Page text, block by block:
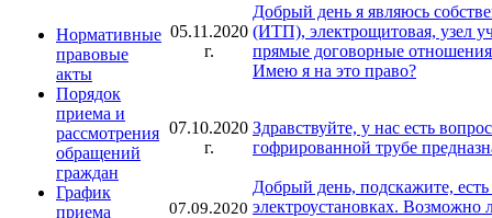
Нормативные
правовые
акты
Порядок
приема и
рассмотрения
обращений
граждан
График
приема
05.11.2020
г.
Добрый день я являюсь
(ИТП), электрощитовая, узел
прямые договорные
Имею я на это право?
07.10.2020
г.
Здравствуйте, у нас есть
гофрированной трубе
07.09.2020
Добрый день, подскажите,
электроустановках. Возможно